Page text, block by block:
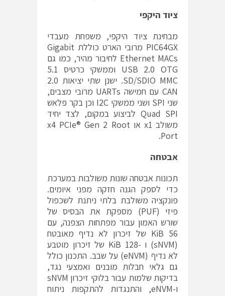
ציוד היקפי
מבחינת ציוד היקפי, משפחת מעבדי
PIC64GX מרובי הארט כוללת Gigabit
Ethernet MACs לחיבור מהיר, כמו גם
USB 2.0 OTG וממשקי כרטיס 5.1
SD/SDIO MMC. ישנן שתי יציאות 2.0
CAN עם חמישה UARTs מרובי מצבים,
שני SPI ושני ממשקי I2C וכן בקר פלאש
Quad SPI לביצוע במקום, לצד יחיד
משולב x1 או x4 PCIe® Gen 2 Root
Port.
אבטחה
תכונות אבטחה שונות משולבות במערכת
כדי לספק הגנה חזקה מפני איומים.
פונקציה משולבת בלתי ניתנת לשכפול
פיזי (PUF) מספקת את הבסיס של
שורש האמון עבור מפתחות הצפנה, עם
56 KiB של זיכרון לא נדיף מאובטח
(sNVM) ו -128 KiB של זיכרון מוטבע
לא נדיף (eNVM) על שבב. התכנון כולל
גם גלאי חבלות מובנים ואמצעי נגד,
בדיקות שלמות עבור בלוקי זיכרון sNVM
ו-eNVM, והתנגדות להתקפות ניתוח